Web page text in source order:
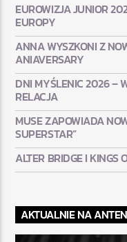
EUROWIZJA JUNIOR
EUROPY
ANNA WYSZKONI Z
ANIAVERSARY
DNI MYŚLENIC 2026 –
RELACJA
MUSE ZAPOWIADA
SUPERSTAR”
ALTER BRIDGE I KINGS
AKTUALNIE NA